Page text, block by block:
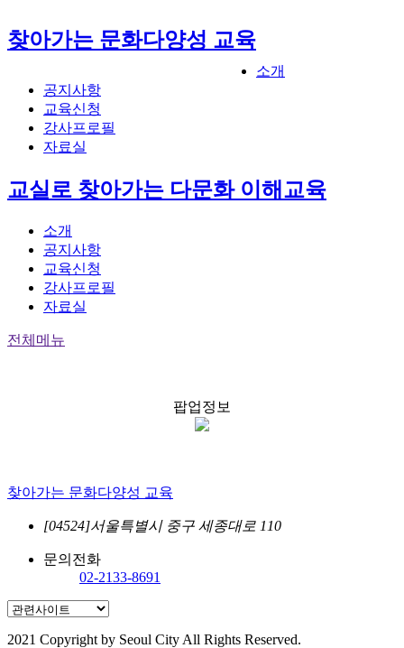
찾아가는 문화다양성 교육
소개
공지사항
교육신청
강사프로필
자료실
교실로 찾아가는 다문화 이해교육
소개
공지사항
교육신청
강사프로필
자료실
전체메뉴
팝업정보
찾아가는 문화다양성 교육
[04524]서울특별시 중구 세종대로 110
문의전화
02-2133-8691
2021 Copyright by Seoul City All Rights Reserved.